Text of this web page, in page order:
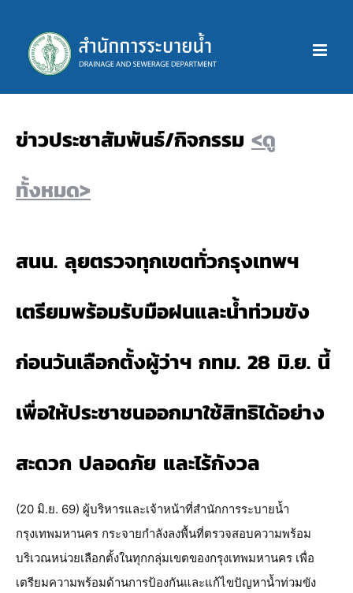
content
ข่าวประชาสัมพันธ์/กิจกรรม <ดู
ทั้งหมด>
สนน. ลุยตรวจทุกเขตทั่วกรุงเทพฯ
เตรียมพร้อมรับมือฝนและน้ำท่วมขัง
ก่อนวันเลือกตั้งผู้ว่าฯ กทม. 28 มิ.ย. นี้
เพื่อให้ประชาชนออกมาใช้สิทธิได้อย่าง
สะดวก ปลอดภัย และไร้กังวล
(20 มิ.ย. 69) ผู้บริหารและเจ้าหน้าที่สำนักการระบายน้ำ
กรุงเทพมหานคร กระจายกำลังลงพื้นที่ตรวจสอบความพร้อม
บริเวณหน่วยเลือกตั้งในทุกกลุ่มเขตของกรุงเทพมหานคร เพื่อ
เตรียมความพร้อมด้านการป้องกันและแก้ไขปัญหาน้ำท่วมขัง